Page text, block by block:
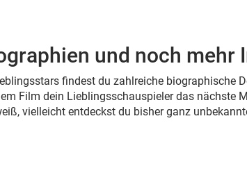
und noch mehr
findest du zahlreiche biographische
Film dein Lieblingsschauspieler das nächste
vielleicht entdeckst du bisher ganz